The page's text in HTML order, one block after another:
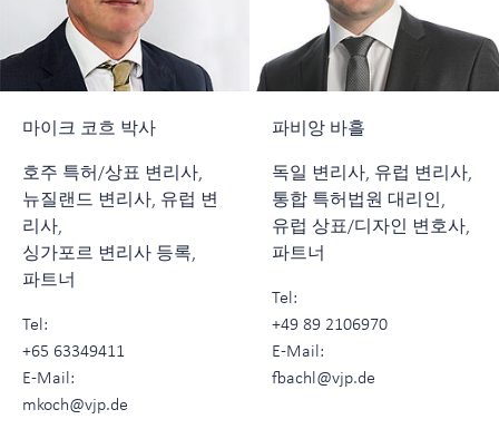
마이크 코흐 박사
호주 특허/상표 변리사,
뉴질랜드 변리사, 유럽 변
리사,
싱가포르 변리사 등록,
파트너
Tel:
+65 63349411
E-Mail:
mkoch@vjp.de
파비앙 바흘
독일 변리사, 유럽 변리사,
통합 특허법원 대리인,
유럽 상표/디자인 변호사,
파트너
Tel:
+49 89 2106970
E-Mail:
fbachl@vjp.de